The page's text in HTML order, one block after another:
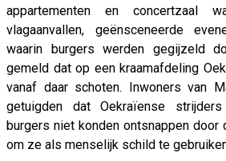
appartementen en concertzaal
vlagaanvallen, geënsceneerde
waarin burgers werden gegijzeld
gemeld dat op een kraamafdeling
vanaf daar schoten. Inwoners van
getuigden dat Oekraïense
burgers niet konden ontsnappen door
om ze als menselijk schild te